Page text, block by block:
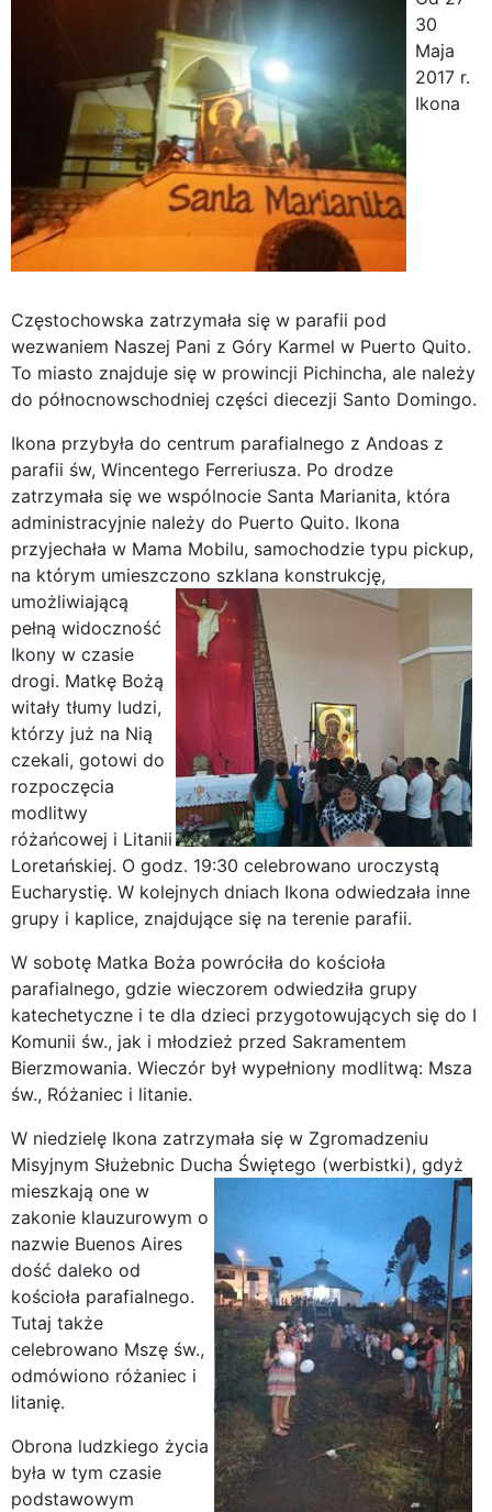
30
Maja
2017 r.
Ikona
Częstochowska zatrzymała się w parafii pod
wezwaniem Naszej Pani z Góry Karmel w Puerto Quito.
To miasto znajduje się w prowincji Pichincha, ale należy
do północnowschodniej części diecezji Santo Domingo.
Ikona przybyła do centrum parafialnego z Andoas z
parafii św, Wincentego Ferreriusza. Po drodze
zatrzymała się we wspólnocie Santa Marianita, która
administracyjnie należy do Puerto Quito. Ikona
przyjechała w Mama Mobilu, samochodzie typu pickup,
na którym umieszczono szklana konstrukcję,
umożliwiającą
pełną widoczność
Ikony w czasie
drogi. Matkę Bożą
witały tłumy ludzi,
którzy już na Nią
czekali, gotowi do
rozpoczęcia
modlitwy
różańcowej i Litanii
Loretańskiej. O godz. 19:30 celebrowano uroczystą
Eucharystię. W kolejnych dniach Ikona odwiedzała inne
grupy i kaplice, znajdujące się na terenie parafii.
W sobotę Matka Boża powróciła do kościoła
parafialnego, gdzie wieczorem odwiedziła grupy
katechetyczne i te dla dzieci przygotowujących się do I
Komunii św., jak i młodzież przed Sakramentem
Bierzmowania. Wieczór był wypełniony modlitwą: Msza
św., Różaniec i litanie.
W niedzielę Ikona zatrzymała się w Zgromadzeniu
Misyjnym Służebnic Ducha Świętego (werbistki), gdyż
mieszkają one w
zakonie klauzurowym o
nazwie Buenos Aires
dość daleko od
kościoła parafialnego.
Tutaj także
celebrowano Mszę św.,
odmówiono różaniec i
litanię.
Obrona ludzkiego życia
była w tym czasie
podstawowym